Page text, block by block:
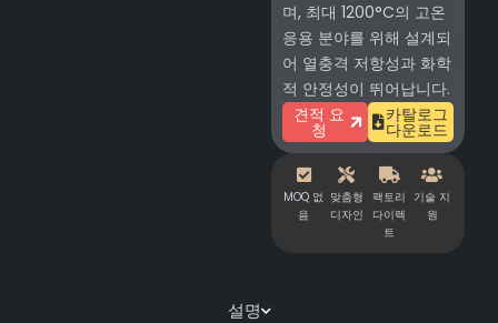
며, 최대 1200°C의 고온
응용 분야를 위해 설계되
어 열충격 저항성과 화학
적 안정성이 뛰어납니다.
견적 요
청
카탈로그
다운로드
MOQ 없
음
맞춤형
디자인
팩토리
다이렉
트
기술 지
원
설명